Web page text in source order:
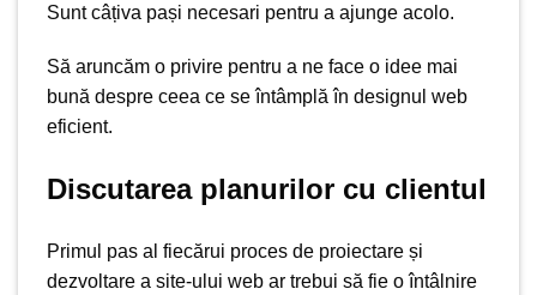
Sunt câțiva pași necesari pentru a ajunge acolo.
Să aruncăm o privire pentru a ne face o idee mai
bună despre ceea ce se întâmplă în designul web
eficient.
Discutarea planurilor cu clientul
Primul pas al fiecărui proces de proiectare și
dezvoltare a site-ului web ar trebui să fie o întâlnire